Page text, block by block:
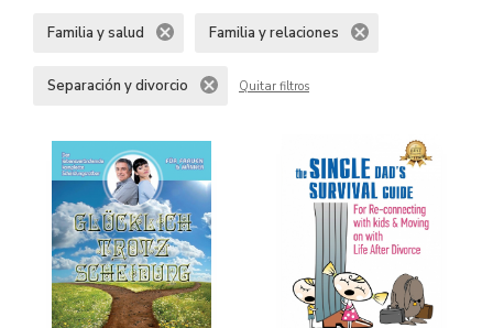
Familia y salud Familia y relaciones
Separación y divorcio Quitar filtros